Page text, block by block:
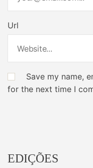
Url
Save my name,
for the next time I
EDIÇÕES